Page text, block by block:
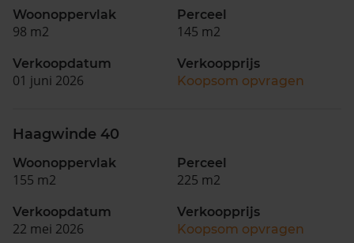
Woonoppervlak
98 m2
Perceel
145 m2
Verkoopdatum
01 juni 2026
Verkoopprijs
Koopsom opvragen
Haagwinde 40
Woonoppervlak
155 m2
Perceel
225 m2
Verkoopdatum
22 mei 2026
Verkoopprijs
Koopsom opvragen